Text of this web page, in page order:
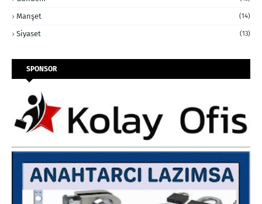
Manşet (14)
Siyaset (13)
SPONSOR